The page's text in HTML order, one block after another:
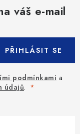
váš e-mail
podmínkami a
údajů.
PŘIHLÁSIT SE